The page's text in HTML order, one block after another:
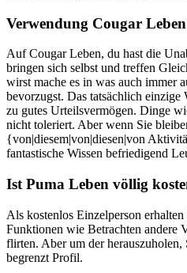
Verwendung Cougar
Auf Cougar Leben, du hast die
bringen sich selbst und treffen
wirst mache es in was auch immer
bevorzugst. Das tatsächlich
zu gutes Urteilsvermögen. Dinge
nicht toleriert. Aber wenn Sie
{von|diesem|von|diesen|von
fantastische Wissen befriedigend
Ist Puma Leben völlig
Als kostenlos Einzelperson
Funktionen wie Betrachten andere
flirten. Aber um der
begrenzt Profil.